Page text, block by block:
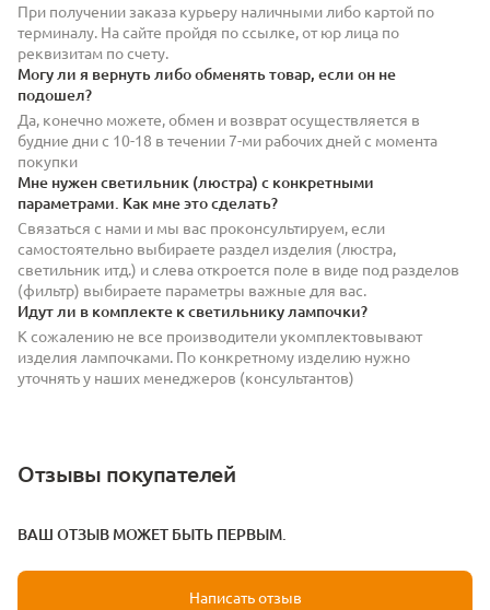
При получении заказа курьеру наличными либо картой по
терминалу. На сайте пройдя по ссылке, от юр лица по
реквизитам по счету.
Могу ли я вернуть либо обменять товар, если он не
подошел?
Да, конечно можете, обмен и возврат осуществляется в
будние дни с 10-18 в течении 7-ми рабочих дней с момента
покупки
Мне нужен светильник (люстра) с конкретными
параметрами. Как мне это сделать?
Связаться с нами и мы вас проконсультируем, если
самостоятельно выбираете раздел изделия (люстра,
светильник итд.) и слева откроется поле в виде под разделов
(фильтр) выбираете параметры важные для вас.
Идут ли в комплекте к светильнику лампочки?
К сожалению не все производители укомплектовывают
изделия лампочками. По конкретному изделию нужно
уточнять у наших менеджеров (консультантов)
Отзывы покупателей
ВАШ ОТЗЫВ МОЖЕТ БЫТЬ ПЕРВЫМ.
Написать отзыв